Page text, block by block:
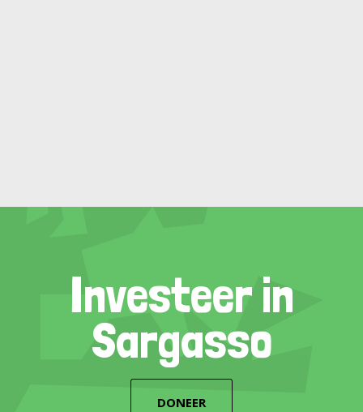
Investeer in
Sargasso
DONEER